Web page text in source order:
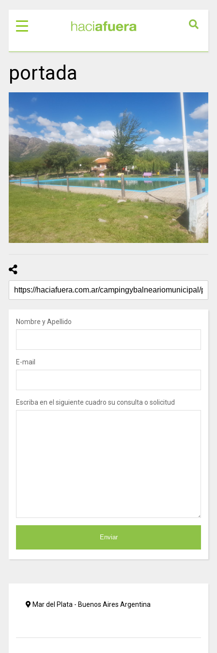
portada
Nombre y Apellido
E-mail
Escriba en el siguiente cuadro su consulta o solicitud
Mar del Plata - Buenos Aires Argentina